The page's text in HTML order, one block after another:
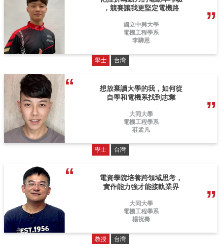
，競賽讓我更堅定電機路
國立中興大學
電機工程學系
李驊恩
學士 台灣
想放棄讀大學的我，如何從
自學和電機系找到志業
大同大學
電機工程學系
莊孟凡
學士 台灣
電資學院培養跨領域思考，
實作能力強才能接軌業界
大同大學
電機工程學系
楊祝壽
教授 台灣